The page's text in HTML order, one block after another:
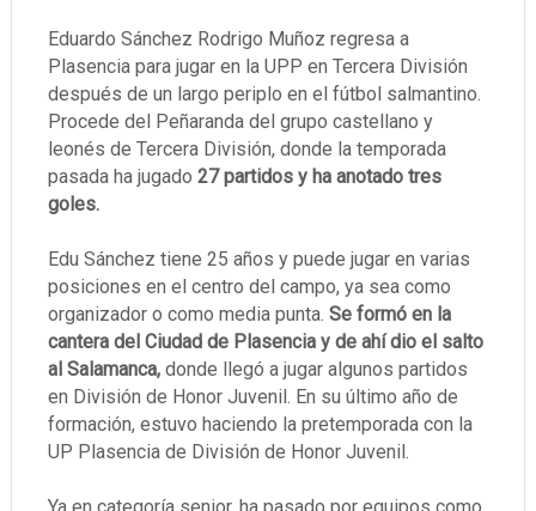
Eduardo Sánchez Rodrigo Muñoz regresa a
Plasencia para jugar en la UPP en Tercera División
después de un largo periplo en el fútbol salmantino.
Procede del Peñaranda del grupo castellano y
leonés de Tercera División, donde la temporada
pasada ha jugado 27 partidos y ha anotado tres
goles.
Edu Sánchez tiene 25 años y puede jugar en varias
posiciones en el centro del campo, ya sea como
organizador o como media punta. Se formó en la
cantera del Ciudad de Plasencia y de ahí dio el salto
al Salamanca, donde llegó a jugar algunos partidos
en División de Honor Juvenil. En su último año de
formación, estuvo haciendo la pretemporada con la
UP Plasencia de División de Honor Juvenil.